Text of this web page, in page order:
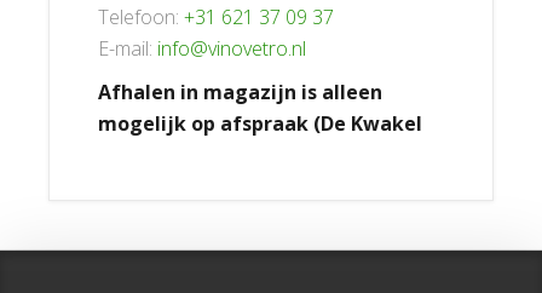
Telefoon: +31 621 37 09 37
E-mail: info@vinovetro.nl
Afhalen in magazijn is alleen
mogelijk op afspraak (De Kwakel